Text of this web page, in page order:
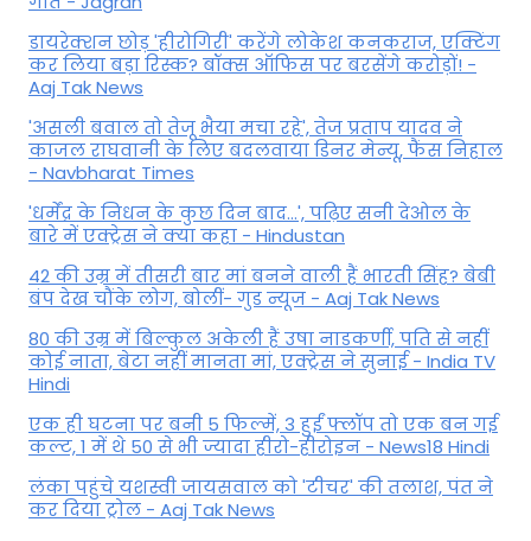
डायरेक्शन छोड़ 'हीरोगिरी' करेंगे लोकेश कनकराज, एक्टिंग
कर लिया बड़ा रिस्क? बॉक्स ऑफिस पर बरसेंगे करोड़ों! -
Aaj Tak News
'असली बवाल तो तेजू भैया मचा रहे', तेज प्रताप यादव ने
काजल राघवानी के लिए बदलवाया डिनर मेन्यू, फैंस न‍िहाल
- Navbharat Times
'धर्मेंद्र के निधन के कुछ दिन बाद...', पढ़िए सनी देओल के
बारे में एक्ट्रेस ने क्या कहा - Hindustan
42 की उम्र में तीसरी बार मां बनने वाली हैं भारती सिंह? बेबी
बंप देख चौंके लोग, बोलीं- गुड न्यूज - Aaj Tak News
80 की उम्र में बिल्कुल अकेली हैं उषा नाडकर्णी, पति से नहीं
कोई नाता, बेटा नहीं मानता मां, एक्ट्रेस ने सुनाई - India TV
Hindi
एक ही घटना पर बनी 5 फिल्में, 3 हुईं फ्लॉप तो एक बन गई
कल्ट, 1 में थे 50 से भी ज्यादा हीरो-हीरोइन - News18 Hindi
लंका पहुंचे यशस्वी जायसवाल को 'टीचर' की तलाश, पंत ने
कर द‍िया ट्रोल - Aaj Tak News